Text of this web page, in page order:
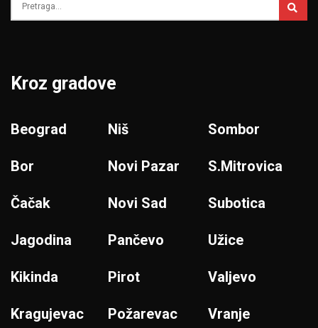
Kroz gradove
Beograd
Bor
Čačak
Jagodina
Kikinda
Kragujevac
Niš
Novi Pazar
Novi Sad
Pančevo
Pirot
Požarevac
Sombor
S.Mitrovica
Subotica
Užice
Valjevo
Vranje